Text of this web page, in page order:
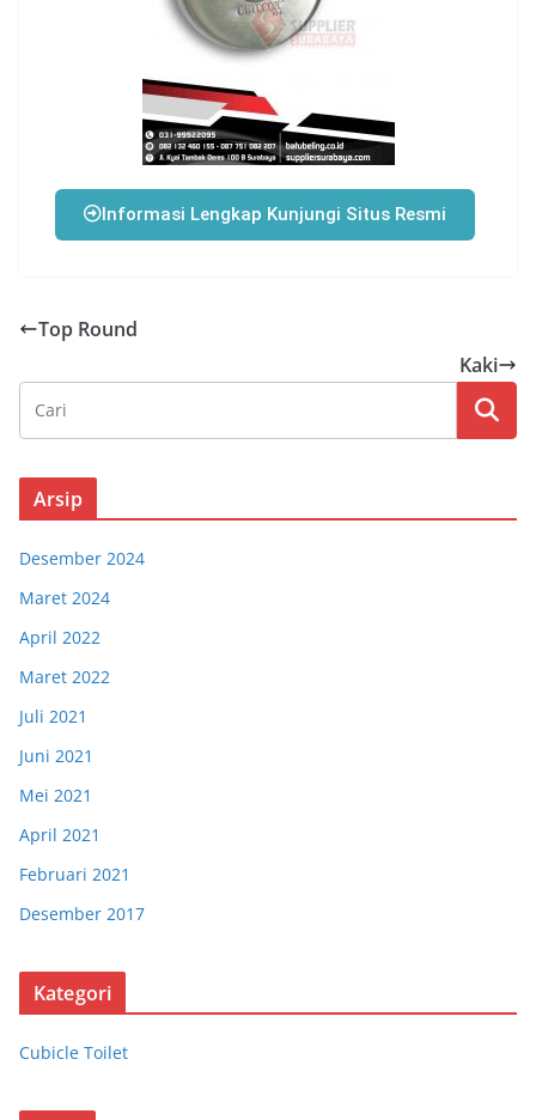
Informasi Lengkap Kunjungi Situs Resmi
Top Round
Kaki
Arsip
Desember 2024
Maret 2024
April 2022
Maret 2022
Juli 2021
Juni 2021
Mei 2021
April 2021
Februari 2021
Desember 2017
Kategori
Cubicle Toilet